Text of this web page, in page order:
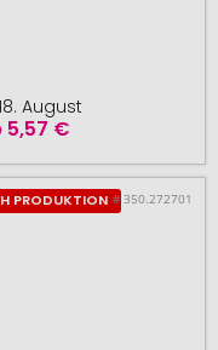
5,57 €
August
PRODUKTION # 350.272701